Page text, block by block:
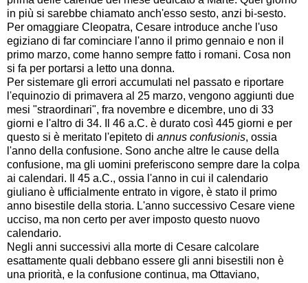
in più si sarebbe chiamato anch'esso sesto, anzi bi-sesto.
Per omaggiare Cleopatra, Cesare introduce anche l'uso
egiziano di far cominciare l'anno il primo gennaio e non il
primo marzo, come hanno sempre fatto i romani. Cosa non
si fa per portarsi a letto una donna.
Per sistemare gli errori accumulati nel passato e riportare
l'equinozio di primavera al 25 marzo, vengono aggiunti due
mesi "straordinari", fra novembre e dicembre, uno di 33
giorni e l'altro di 34. Il 46 a.C. è durato così 445 giorni e per
questo si è meritato l'epiteto di annus confusionis, ossia
l'anno della confusione. Sono anche altre le cause della
confusione, ma gli uomini preferiscono sempre dare la colpa
ai calendari. Il 45 a.C., ossia l'anno in cui il calendario
giuliano è ufficialmente entrato in vigore, è stato il primo
anno bisestile della storia. L'anno successivo Cesare viene
ucciso, ma non certo per aver imposto questo nuovo
calendario.
Negli anni successivi alla morte di Cesare calcolare
esattamente quali debbano essere gli anni bisestili non è
una priorità, e la confusione continua, ma Ottaviano,